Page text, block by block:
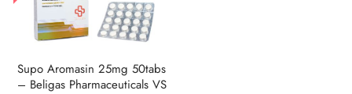
Supo Aromasin 25mg 50tabs
– Beligas Pharmaceuticals VS